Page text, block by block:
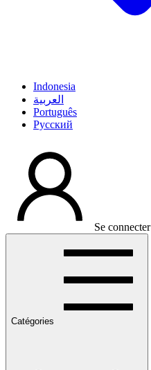
Indonesia
العربية
Português
Pусский
Se connecter
Catégories